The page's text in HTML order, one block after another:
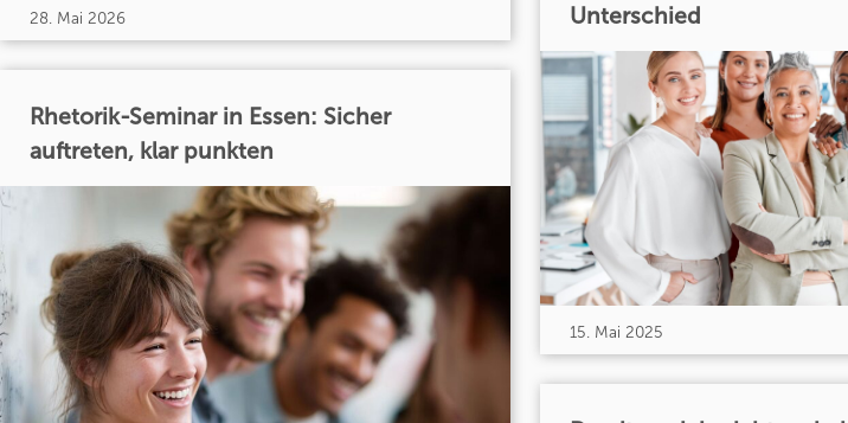
28. Mai 2026
Rhetorik-Seminar in Essen: Sicher
auftreten, klar punkten
Unterschied
15. Mai 2025